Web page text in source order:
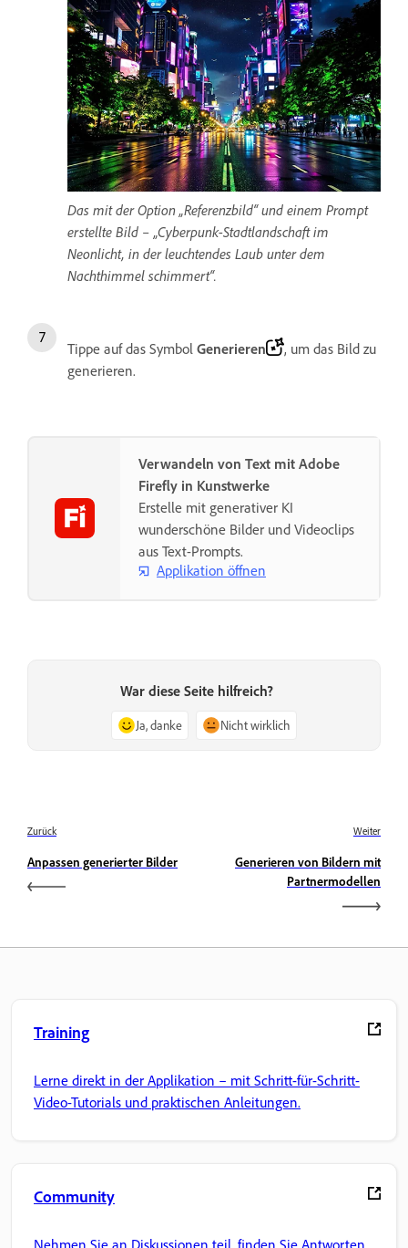
Das mit der Option „Referenzbild“ und einem Prompt
erstellte Bild – „Cyberpunk-Stadtlandschaft im
Neonlicht, in der leuchtendes Laub unter dem
Nachthimmel schimmert“.
Tippe auf das Symbol Generieren
, um das Bild zu
generieren.
Verwandeln von Text mit Adobe
Firefly in Kunstwerke
Erstelle mit generativer KI
wunderschöne Bilder und Videoclips
aus Text-Prompts.
Applikation öffnen
War diese Seite hilfreich?
Ja, danke Nicht wirklich
Zurück
Anpassen generierter Bilder
Weiter
Generieren von Bildern mit
Partnermodellen
Training
Lerne direkt in der Applikation – mit Schritt-für-Schritt-
Video-Tutorials und praktischen Anleitungen.
Community
Nehmen Sie an Diskussionen teil, finden Sie Antworten,